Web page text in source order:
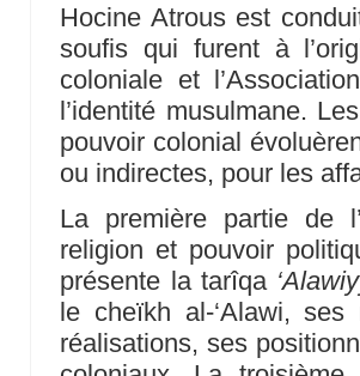
Hocine Atrous est
soufis qui furent à
coloniale et
l’identité musulmane.
pouvoir colonial
ou indirectes, pour les
La première partie de
religion et pouvoir
présente la tarîqa
le cheïkh al-‘Alawi,
réalisations, ses